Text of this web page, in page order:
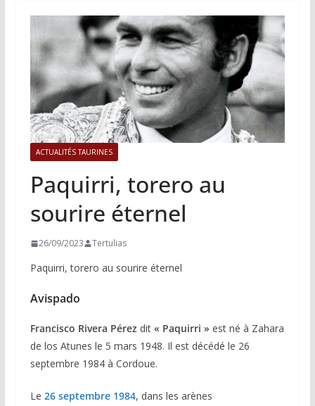
ACTUALITÉS TAURINES
Paquirri, torero au
sourire éternel
26/09/2023 Tertulias
Paquirri, torero au sourire éternel
Avispado
Francisco Rivera Pérezdit « Paquirri » est né à Zahara
de los Atunes le 5 mars 1948. Il est décédé le 26
septembre 1984 à Cordoue.
Le 26 septembre 1984, dans les arènes